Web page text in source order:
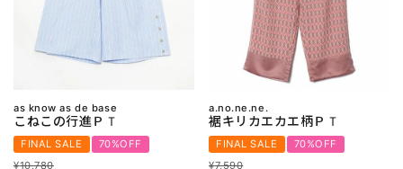
as know as de base
こねこの行進ＰＴ
FINAL SALE
70%OFF
¥10,780
a.no.ne.ne.
裾キリカエカエ柄ＰＴ
FINAL SALE
70%OFF
¥7,590